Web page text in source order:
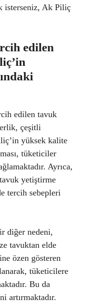
isterseniz, Ak Piliç
edilen
edilen tavuk
çeşitli
yüksek kalite
tüketiciler
Ayrıca,
yetiştirme
tercih sebepleri
diğer nedeni,
tavuktan elde
özen gösteren
tüketicilere
Bu da
artırmaktadır.